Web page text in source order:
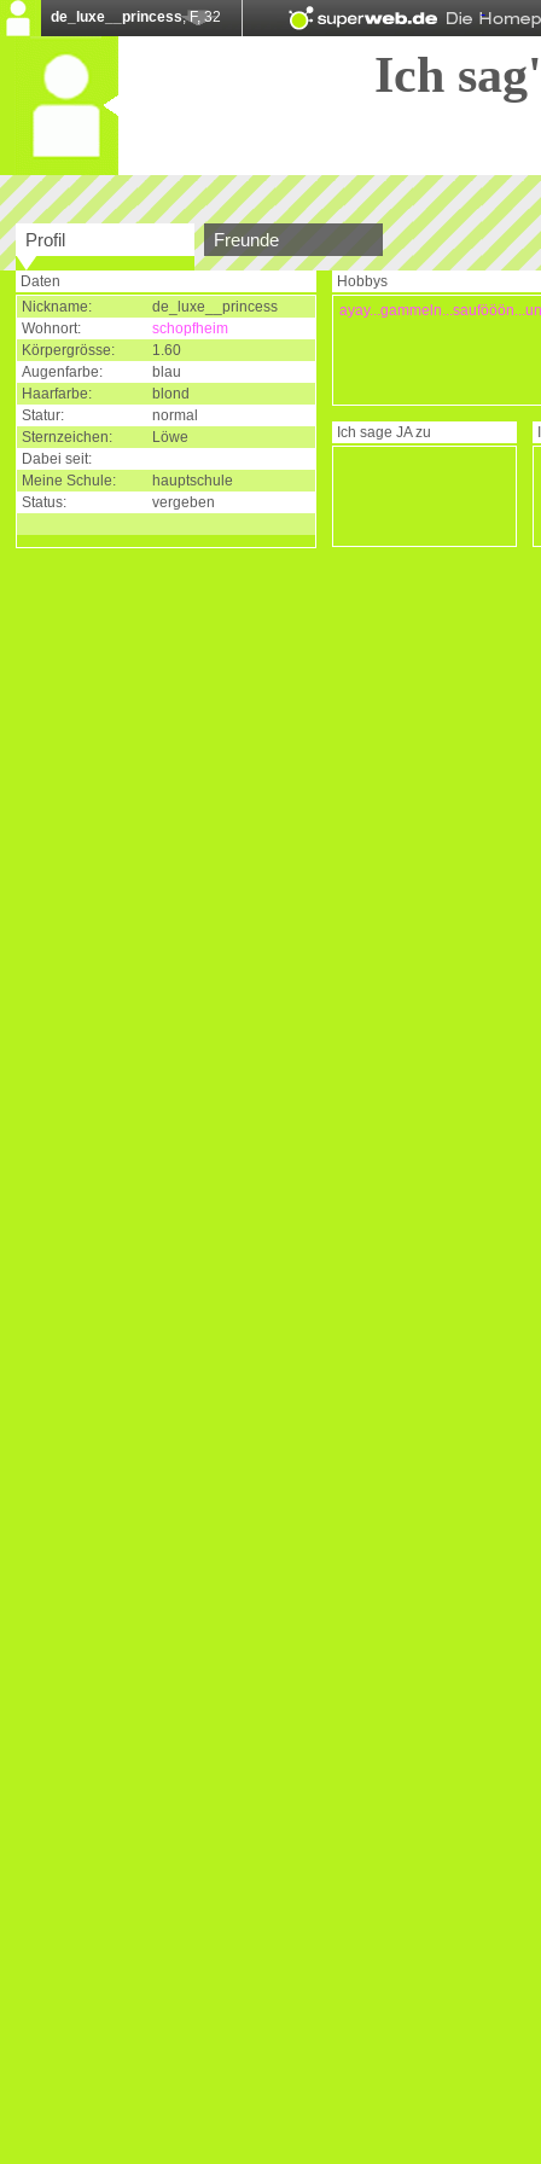
de_luxe__princess, F, 32
Ich
Profil Freunde
Daten
Nickname:
de_luxe__princess
Wohnort:
schopfheim
Körpergrösse:
1.60
Augenfarbe:
blau
Haarfarbe:
blond
Statur:
normal
Sternzeichen:
Löwe
Dabei seit:
Meine Schule:
hauptschule
Status:
vergeben
Hobbys
Ich sage JAzu